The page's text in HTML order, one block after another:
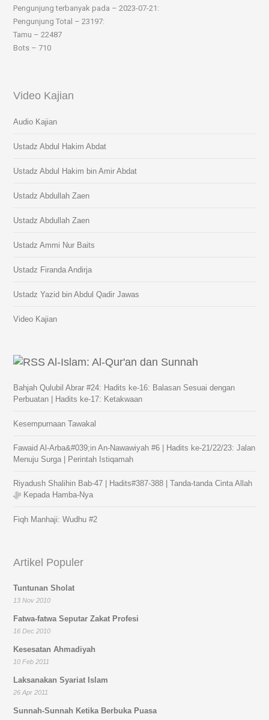
Pengunjung terbanyak pada – 2023-07-21:
Pengunjung Total – 23197:
Tamu – 22487
Bots – 710
Video Kajian
Audio Kajian
Ustadz Abdul Hakim Abdat
Ustadz Abdul Hakim bin Amir Abdat
Ustadz Abdullah Zaen
Ustadz Abdullah Zaen
Ustadz Ammi Nur Baits
Ustadz Firanda Andirja
Ustadz Yazid bin Abdul Qadir Jawas
Video Kajian
Al-Islam: Al-Qur'an dan Sunnah
Bahjah Qulubil Abrar #24: Hadits ke-16: Balasan Sesuai dengan
Perbuatan | Hadits ke-17: Ketakwaan
Kesempurnaan Tawakal
Fawaid Al-Arba&#039;in An-Nawawiyah #6 | Hadits ke-21/22/23: Jalan
Menuju Surga | Perintah Istiqamah
Riyadush Shalihin Bab-47 | Hadits#387-388 | Tanda-tanda Cinta Allah
ﷻ Kepada Hamba-Nya
Fiqh Manhaji: Wudhu #2
Artikel Populer
Tuntunan Sholat
13 Nov 2010
Fatwa-fatwa Seputar Zakat Profesi
16 Dec 2010
Kesesatan Ahmadiyah
10 Feb 2011
Laksanakan Syariat Islam
26 Apr 2011
Sunnah-Sunnah Ketika Berbuka Puasa